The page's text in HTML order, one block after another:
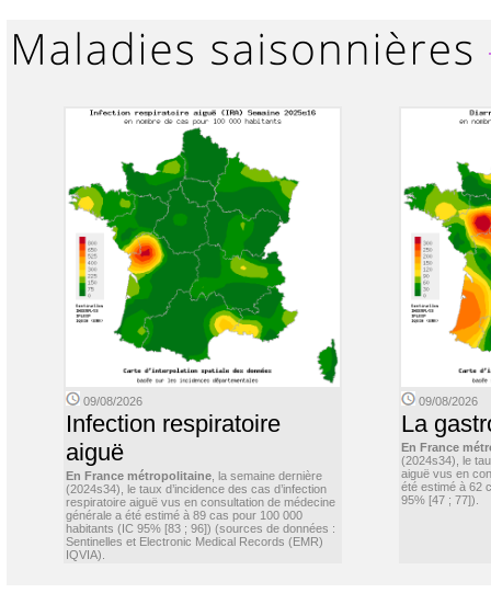
09/08/2026
Infection respiratoire
aiguë
En France métropolitaine , la semaine dernière
(2024s34), le taux d’incidence des cas d’infection
respiratoire aiguë vus en consultation de médecine
générale a été estimé à 89 cas pour 100 000
habitants (IC 95% [83 ; 96]) (sources de données :
Sentinelles et Electronic Medical Records (EMR)
IQVIA).
09/08/2026
La
En France
(2024s34), le
aiguë vus en
été estimé à 62
95% [47 ; 77]).